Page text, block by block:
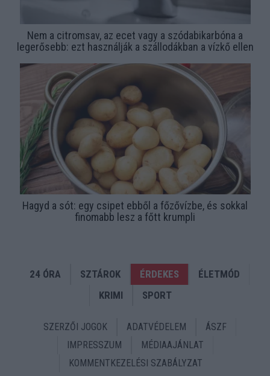
Nem a citromsav, az ecet vagy a szódabikarbóna a
legerősebb: ezt használják a szállodákban a vízkő ellen
Hagyd a sót: egy csipet ebből a főzővízbe, és sokkal
finomabb lesz a főtt krumpli
24 ÓRA SZTÁROK ÉRDEKES
ÉLETMÓD
KRIMI
SPORT
SZERZŐI JOGOK ADATVÉDELEM
ÁSZF
IMPRESSZUM
MÉDIAAJÁNLAT
KOMMENTKEZELÉSI SZABÁLYZAT